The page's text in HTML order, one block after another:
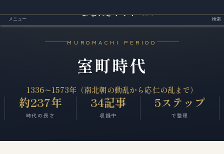
MUROMACHI PERIOD
室町時代
1336〜1573年（南北朝の動乱から応仁の乱まで）
約237年
時代の長さ
34記事
収録中
5ステップ
で整理
メニュー 検索